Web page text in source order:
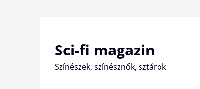
Sci-fi magazin
Színészek, színésznők, sztárok